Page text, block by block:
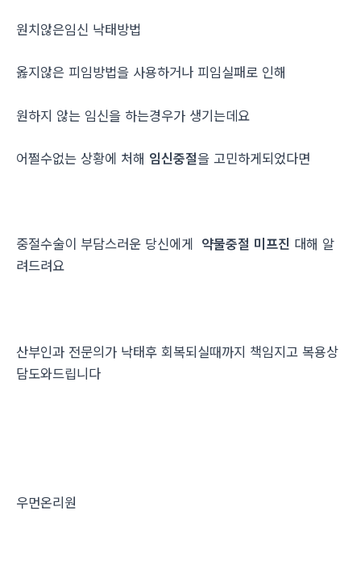
원치않은임신 낙태방법
옳지않은 피임방법을 사용하거나 피임실패로 인해
원하지 않는 임신을 하는경우가 생기는데요
어쩔수없는 상황에 처해 임신중절을 고민하게되었다면
중절수술이 부담스러운 당신에게 약물중절 미프진 대해 알
려드려요
산부인과 전문의가 낙태후 회복되실때까지 책임지고 복용상
담도와드립니다
우먼온리원